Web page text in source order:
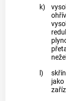
k)
l)